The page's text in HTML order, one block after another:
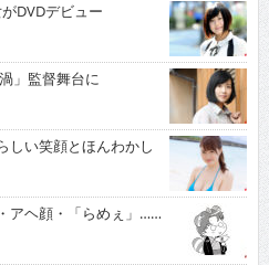
DVDデビュー
」監督舞台に
い笑顔とほんわかし
アヘ顔・「らめぇ」……